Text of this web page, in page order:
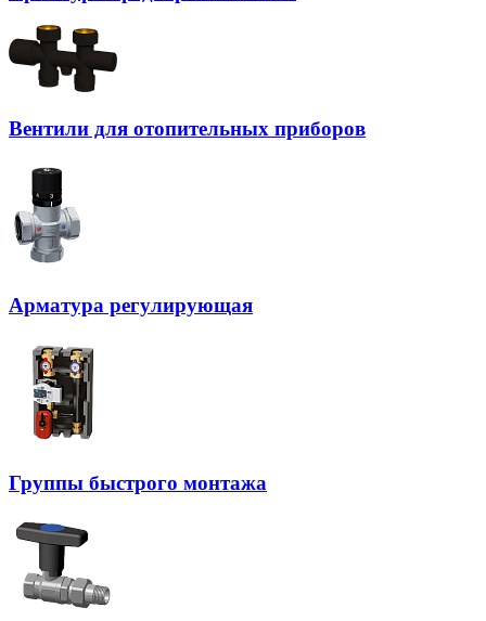
Вентили для отопительных приборов
Арматура регулирующая
Группы быстрого монтажа